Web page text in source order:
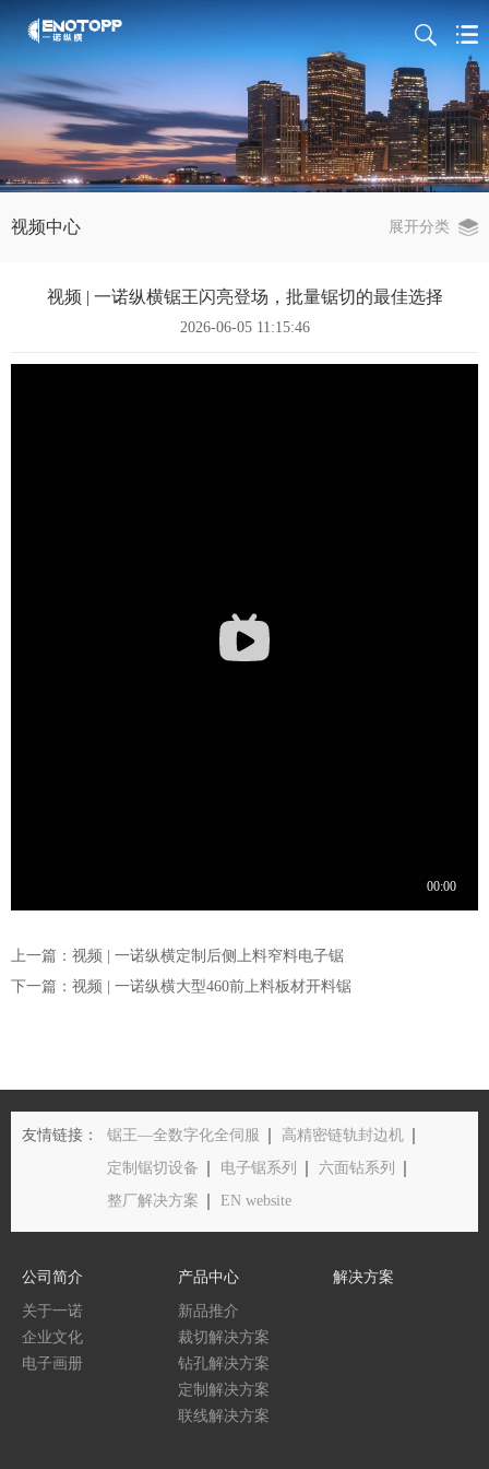
视频中心 展开分类
视频 | 一诺纵横锯王闪亮登场，批量锯切的最佳选择
2026-06-05 11:15:46
上一篇：视频 | 一诺纵横定制后侧上料窄料电子锯
下一篇：视频 | 一诺纵横大型460前上料板材开料锯
友情链接： 锯王—全数字化全伺服
高精密链轨封边机
定制锯切设备
电子锯系列
六面钻系列
整厂解决方案
EN website
公司简介
关于一诺
企业文化
电子画册
产品中心
新品推介
裁切解决方案
钻孔解决方案
定制解决方案
联线解决方案
解决方案